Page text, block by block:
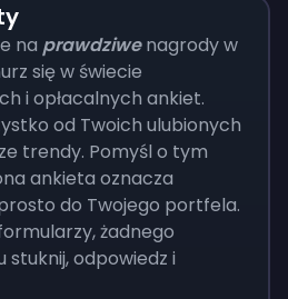
na prawdziwenagrody w
się w świecie
i opłacalnych ankiet.
od Twoich ulubionych
trendy. Pomyśl o tym
ankieta oznacza
do Twojego portfela.
żadnego
stuknij, odpowiedz i